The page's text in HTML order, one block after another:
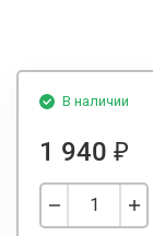
В наличии
1 940 ₽